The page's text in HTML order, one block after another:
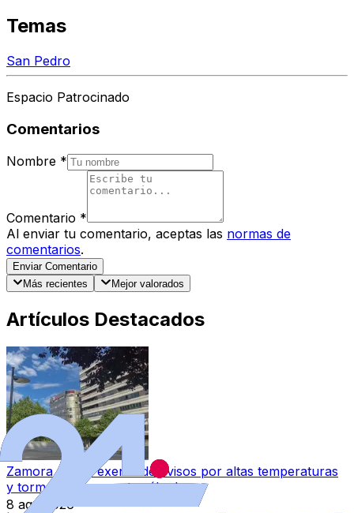
Temas
San Pedro
Espacio Patrocinado
Comentarios
Nombre *
Comentario *
Al enviar tu comentario, aceptas las normas de
comentarios.
Enviar Comentario
Más recientes
Mejor valorados
Artículos Destacados
Zamora queda exenta de avisos por altas temperaturas
y tormentas para este sábado
8 ago 2026